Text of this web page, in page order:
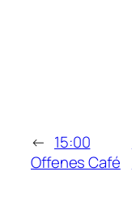
← 15:00
Offenes Café